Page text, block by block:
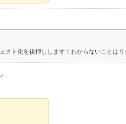
ト化を後押しします！わからないことはリ